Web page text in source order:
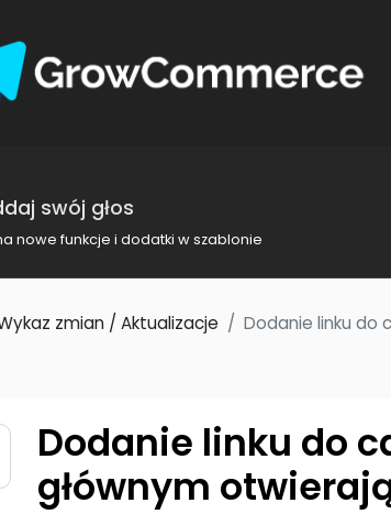
swój głos
nowe funkcje i dodatki w szablonie
zmian / Aktualizacje Dodanie linku do
Dodanie linku do
głównym